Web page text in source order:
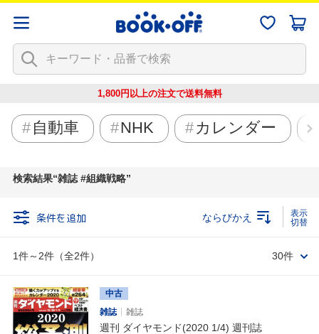
1,800円以上の注文で送料無料
自動車 NHK カレンダー
検索結果 雑誌 #組織戦略
条件を追加
1件～2件（全2件）
ならびかえ
30件
中古
雑誌
雑誌
週刊 ダイヤモンド(2020 1/4) 週刊誌